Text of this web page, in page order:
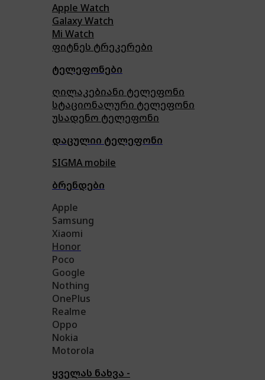
Apple Watch
Galaxy Watch
Mi Watch
ფიტნეს ტრეკერები
ტელეფონები
ღილაკებიანი ტელეფონი
სტაციონალური ტელეფონი
უსადენო ტელეფონი
დაცულიი ტელეფონი
SIGMA mobile
ბრენდები
Apple
Samsung
Xiaomi
Honor
Poco
Google
Nothing
OnePlus
Realme
Oppo
Nokia
Motorola
ყველას ნახვა -